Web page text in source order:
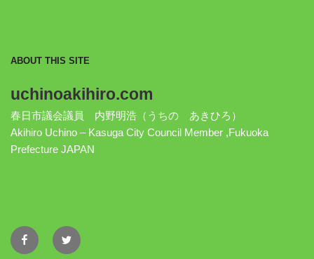
ABOUT THIS SITE
uchinoakihiro.com
春日市議会議員 内野明浩（うちの あきひろ）
Akihiro Uchino – Kasuga City Council Member ,Fukuoka
Prefecture JAPAN
FacebookTwitter